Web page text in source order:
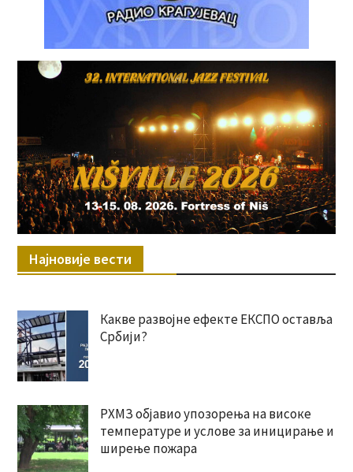
Најновије вести
Какве развојне ефекте ЕКСПО оставља
Србији?
РХМЗ објавио упозорења на високе
температуре и услове за иницирање и
ширење пожара